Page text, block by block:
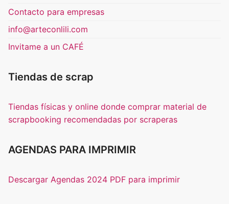
Contacto para empresas
info@arteconlili.com
Invitame a un CAFÉ
Tiendas de scrap
Tiendas físicas y online donde comprar material de
scrapbooking recomendadas por scraperas
AGENDAS PARA IMPRIMIR
Descargar Agendas 2024 PDF para imprimir